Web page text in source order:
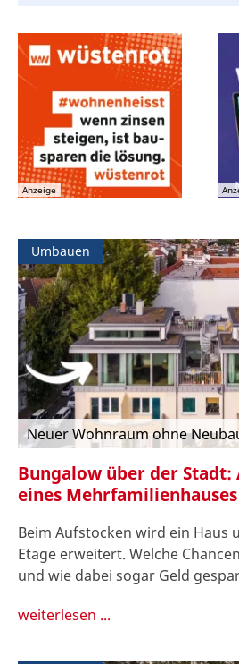
Anzeige
Umbauen
Neuer Wohnraum ohne
Bungalow über der Stadt:
eines Mehrfamilienhauses
Beim Aufstocken wird ein Haus
Etage erweitert. Welche
und wie dabei sogar Geld
weiterlesen ...